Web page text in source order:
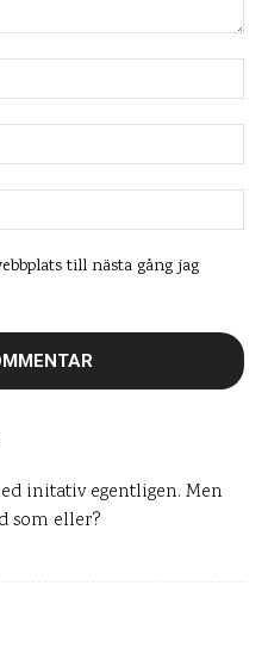
initativ egentligen. Men
som eller?
till nästa gång jag